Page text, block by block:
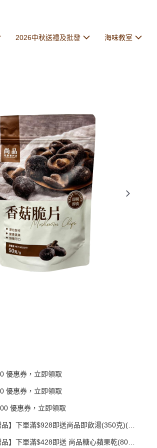
2026中秋送禮及批發 海味教室
優惠券，立即領取
優惠券，立即領取
優惠券，立即領取
品】下單滿$928即送尚品即飲湯(350克)(款
品】下單滿$428即送 尚品糖心蘋果乾(80